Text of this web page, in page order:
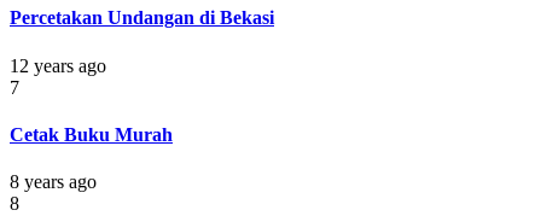
Percetakan Undangan di Bekasi
12 years ago
7
Cetak Buku Murah
8 years ago
8